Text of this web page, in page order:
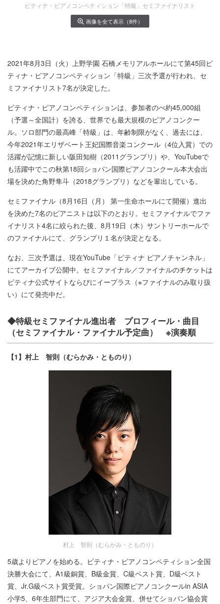
ピティナ・ピアノコンペティション「特級」セミファイナリスト
画像を全て表示（8件）
2021年8月3日（火）上野学園 石橋メモリアルホールにて第45回ピ
ティナ・ピアノコンペティション「特級」三次予選が行われ、セ
ミファイナリスト7名が決定した。
ピティナ・ピアノコンペティションは、参加者のべ約45,000組
（予選～全国計）を誇る、世界でも最大規模のピアノコンクー
ル。ソロ部門の最高峰「特級」は、年齢制限がなく、過去には、
今年2021年エリザベート王妃国際音楽コンクール（4位入賞）での
活躍が記憶に新しい阪田知樹（2011グランプリ）や、YouTubeで
も活躍中でこの秋第18回ショパン国際ピアノコンクール本大会出
場を決めた角野隼斗（2018グランプリ）などを輩出している。
セミファイナル（8月16日（月） 第一生命ホールにて開催）進出
を決めた7名のピアニストは以下のとおり。セミファイナルでファ
イナリスト4名に絞られた後、8月19日（木）サントリーホールで
のファイナルにて、グランプリ１名が決定となる。
なお、三次予選は、現在YouTube「ピティナ ピアノチャンネル」
にてアーカイブ公開中。セミファイナル／ファイナルの
は
ピティナ公式サイトならびにイープラス（※ファイナルのみ取り扱
い）にて発売中だ。
◆特級セミファイナル進出者 プロフィール・曲目
（セミファイナル・ファイナル予定曲） ※演奏順
【1】村上 智則（むらかみ・とものり）
村上 智則（むらかみ・とものり）
5歳よりピアノを始める。ピティナ・ピアノコンペティション全国
決勝大会にて、A1級銅賞、B級金賞、C級ベスト賞、D級ベスト
賞、Jr.G級ベスト賞受賞。ショパン国際ピアノコンクールin ASIA
小学5、6年生部門にて、アジア大会金賞、併せてショパン協会賞